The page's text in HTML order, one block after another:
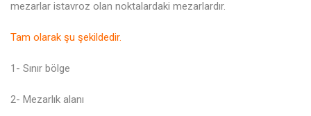
mezarlar istavroz olan noktalardaki mezarlardır.
Tam olarak şu şekildedir.
1- Sınır bölge
2- Mezarlık alanı